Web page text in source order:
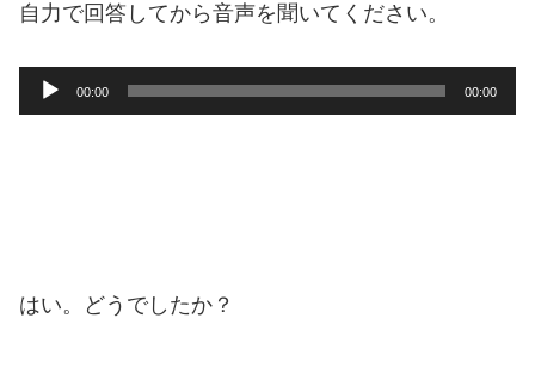
自力で回答してから音声を聞いてください。
声
00:00 00:00
はい。どうでしたか？